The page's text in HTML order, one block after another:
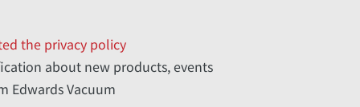
the privacy policy
about new products, events
Edwards Vacuum